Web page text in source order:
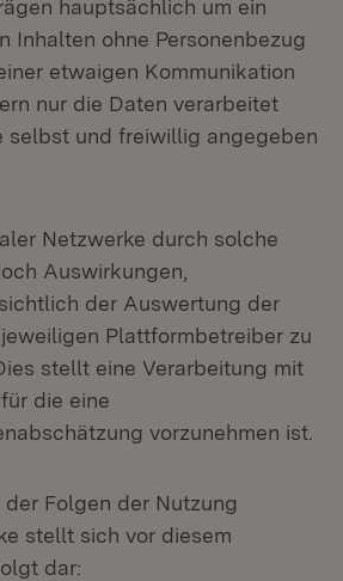
hauptsächlich um ein
Inhalten ohne Personenbezug
etwaigen Kommunikation
nur die Daten verarbeitet
selbst und freiwillig angegeben
Netzwerke durch solche
Auswirkungen,
der Auswertung der
Plattformbetreiber zu
stellt eine Verarbeitung mit
die eine
vorzunehmen ist.
Folgen der Nutzung
stellt sich vor diesem
dar: